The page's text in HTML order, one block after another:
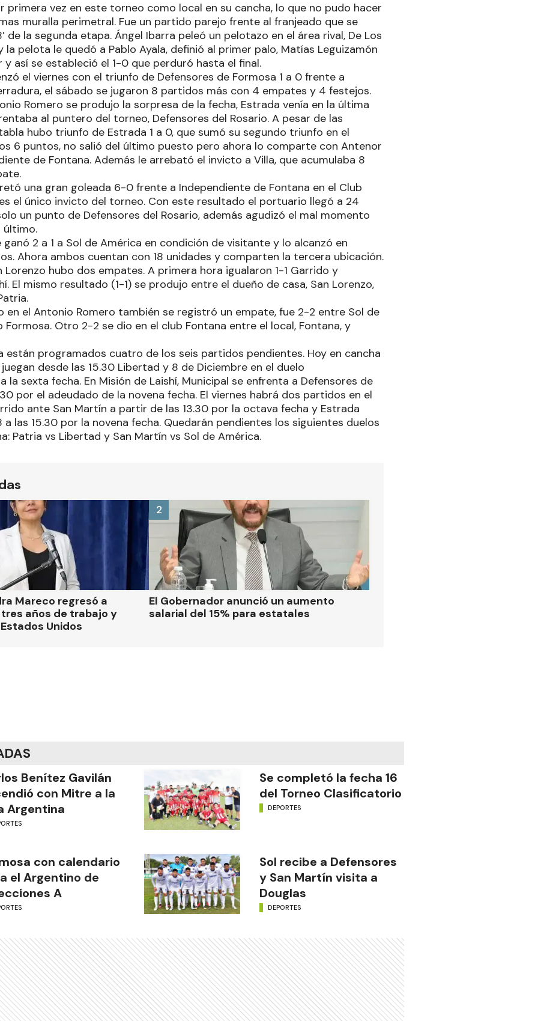
primera vez en este torneo como local en su cancha, lo que no pudo hacer
muralla perimetral. Fue un partido parejo frente al franjeado que se
de la segunda etapa. Ángel Ibarra peleó un pelotazo en el área rival, De Los
la pelota le quedó a Pablo Ayala, definió al primer palo, Matías Leguizamón
y así se estableció el 1-0 que perduró hasta el final.
el viernes con el triunfo de Defensores de Formosa 1 a 0 frente a
el sábado se jugaron 8 partidos más con 4 empates y 4 festejos.
Romero se produjo la sorpresa de la fecha, Estrada venía en la última
al puntero del torneo, Defensores del Rosario. A pesar de las
hubo triunfo de Estrada 1 a 0, que sumó su segundo triunfo en el
6 puntos, no salió del último puesto pero ahora lo comparte con Antenor
de Fontana. Además le arrebató el invicto a Villa, que acumulaba 8
una gran goleada 6-0 frente a Independiente de Fontana en el Club
el único invicto del torneo. Con este resultado el portuario llegó a 24
un punto de Defensores del Rosario, además agudizó el mal momento
último.
2 a 1 a Sol de América en condición de visitante y lo alcanzó en
Ahora ambos cuentan con 18 unidades y comparten la tercera ubicación.
Lorenzo hubo dos empates. A primera hora igualaron 1-1 Garrido y
El mismo resultado (1-1) se produjo entre el dueño de casa, San Lorenzo,
en el Antonio Romero también se registró un empate, fue 2-2 entre Sol de
Formosa. Otro 2-2 se dio en el club Fontana entre el local, Fontana, y
están programados cuatro de los seis partidos pendientes. Hoy en cancha
desde las 15.30 Libertad y 8 de Diciembre en el duelo
la sexta fecha. En Misión de Laishí, Municipal se enfrenta a Defensores de
por el adeudado de la novena fecha. El viernes habrá dos partidos en el
ante San Martín a partir de las 13.30 por la octava fecha y Estrada
las 15.30 por la novena fecha. Quedarán pendientes los siguientes duelos
Patria vs Libertad y San Martín vs Sol de América.
Mareco regresó a
años de trabajo y
Unidos
El Gobernador anunció un aumento
salarial del 15% para estatales
2
Benítez Gavilán
con Mitre a la
Argentina
Se completó la fecha 16
del Torneo Clasificatorio
DEPORTES
con calendario
el Argentino de
A
Sol recibe a Defensores
y San Martín visita a
Douglas
DEPORTES